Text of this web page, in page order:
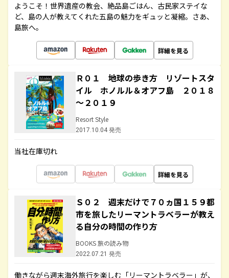
ようこそ！世界遺産の教会、絶品島ごはん、古民家ステイな
ど、島の人が教えてくれた五島の魅力をギュッと凝縮。さあ、
島旅へ。
詳細を見る
Ｒ０１ 地球の歩き方 リゾートスタ
イル ホノルル＆オアフ島 ２０１８
～２０１９
Resort Style
2017.10.04 発売
当社在庫切れ
詳細を見る
Ｓ０２ 週末だけで７０ヵ国１５９都
市を旅したリーマントラベラーが教え
る自分の時間の作り方
BOOKS 旅の読み物
2022.07.21 発売
働きながら週末海外旅行を楽しむ「リーマントラベラー」が、